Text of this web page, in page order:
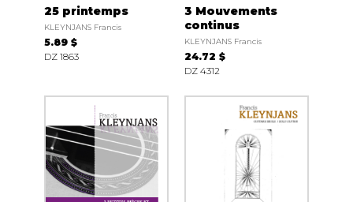
25 printemps
KLEYNJANS Francis
5.89 $
DZ 1863
3 Mouvements
continus
KLEYNJANS Francis
24.72 $
DZ 4312